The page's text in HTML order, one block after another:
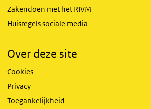
Zakendoen met het RIVM
Huisregels sociale media
Over deze site
Cookies
Privacy
Toegankelijkheid